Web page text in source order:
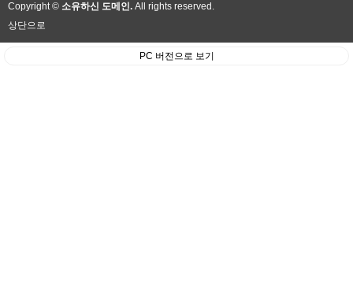
Copyright © 소유하신 도메인. All rights reserved.
상단으로
PC 버전으로 보기